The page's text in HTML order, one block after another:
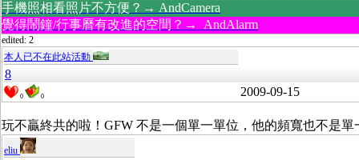
手機照相看照片不方便？→ AndCamera
覺得鬧鐘/行事曆有改進的空間？→ AndAlarm
edited: 2
本人已不在此站活動
8
0 0 2009-09-15
玩不贏終共的啦！GFW 不是一個單一單位，他的頻寬也不是單
eliu